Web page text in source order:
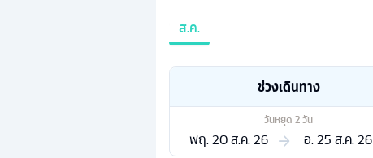
ส.ค.
ช่วงเดินทาง
วันหยุด 2วัน
พฤ. 20 ส.ค. 26 อ. 25 ส.ค. 26